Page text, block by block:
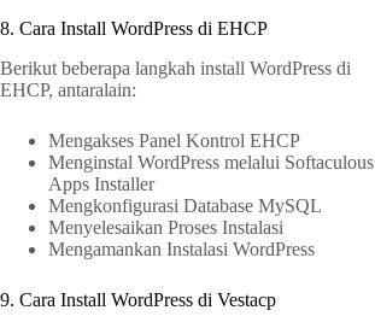
8. Cara Install WordPress di EHCP
Berikut beberapa langkah install WordPress di
EHCP, antaralain:
Mengakses Panel Kontrol EHCP
Menginstal WordPress melalui Softaculous
Apps Installer
Mengkonfigurasi Database MySQL
Menyelesaikan Proses Instalasi
Mengamankan Instalasi WordPress
9. Cara Install WordPress di Vestacp